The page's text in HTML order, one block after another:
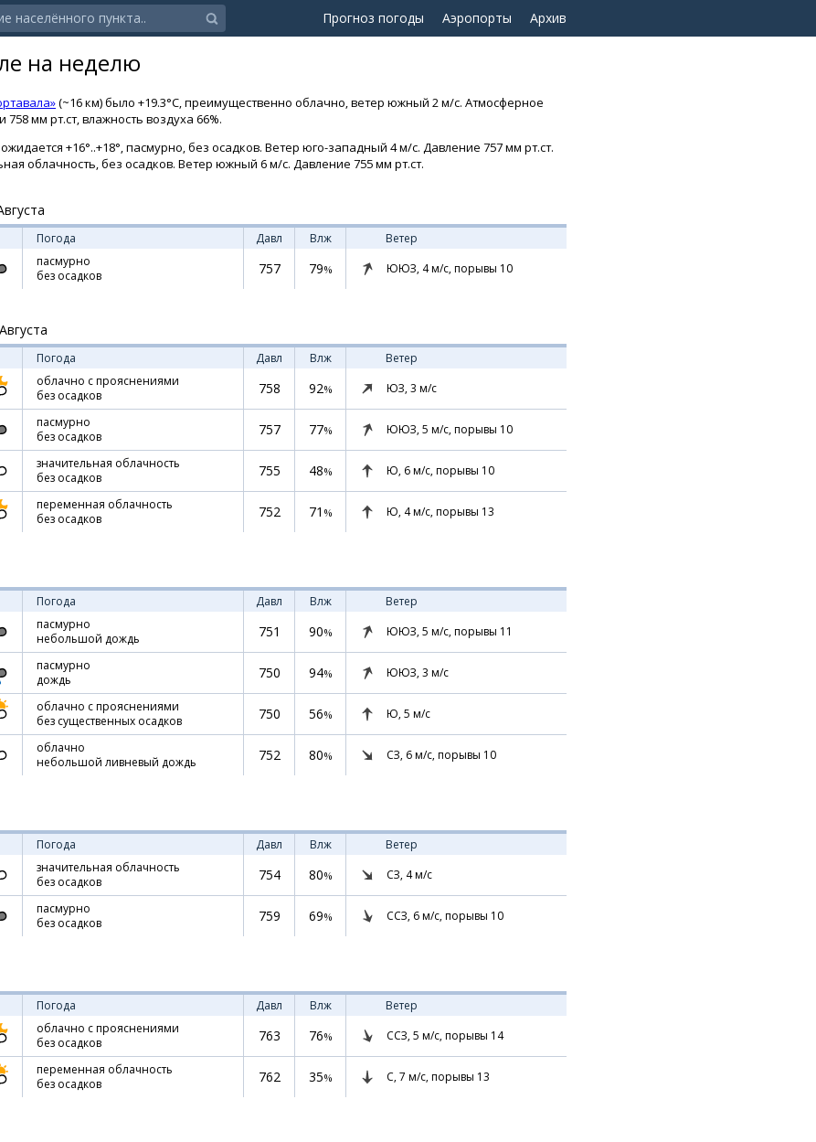
Прогноз погоды Аэропорты Архив
на неделю
(~16 км) было +19.3°C, преимущественно облачно, ветер южный 2 м/с. Атмосферное
мм рт.ст, влажность воздуха 66%.
+16°..+18°, пасмурно, без осадков. Ветер юго-западный 4 м/с. Давление 757 мм рт.ст.
облачность, без осадков. Ветер южный 6 м/с. Давление 755 мм рт.ст.
Погода Давл Влж
Ветер
пасмурно
без осадков
757 79% ЮЮЗ, 4м/с, порывы 10
Погода Давл Влж
Ветер
облачно с прояснениями
без осадков
758 92% ЮЗ, 3 м/с
пасмурно
без осадков
757 77% ЮЮЗ, 5 м/с, порывы 10
значительная облачность
без осадков
755 48% Ю, 6м/с, порывы 10
переменная облачность
без осадков
752 71 % Ю, 4м/с, порывы 13
Погода Давл Влж
Ветер
пасмурно
небольшой дождь
751 90% ЮЮЗ, 5 м/с, порывы 11
пасмурно
дождь
750 94% ЮЮЗ, 3 м/с
облачно с прояснениями
без существенных осадков
750 56% Ю, 5 м/с
облачно
небольшой ливневый дождь
752 80% СЗ, 6м/с, порывы 10
Погода Давл Влж
Ветер
значительная облачность
без осадков
754 80% СЗ, 4м/с
пасмурно
без осадков
759 69% ССЗ, 6м/с, порывы 10
Погода Давл Влж
Ветер
облачно с прояснениями
без осадков
763 76% ССЗ, 5 м/с, порывы 14
переменная облачность
без осадков
762 35% С, 7 м/с, порывы 13